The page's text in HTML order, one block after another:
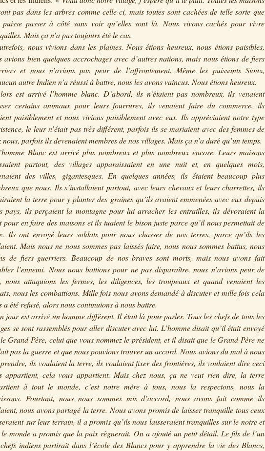
pas dans les arbres comme celle-ci, mais toutes sont cachées de telle sorte que
puisse passer à côté sans voir qu’elles sont là. Nous vivons cachés pour vivre
Mais ça n’a pas toujours été le cas.
nous vivions dans les plaines. Nous étions heureux, nous étions paisibles,
avions bien quelques accrochages avec d’autres nations, mais nous étions de fiers
et nous n’avions pas peur de l’affrontement. Même les puissants Sioux,
autre Indien n’a réussi à battre, nous les avons vaincus. Nous étions heureux.
est arrivé l’homme blanc. D’abord, ils n’étaient pas nombreux, ils venaient
certains animaux pour leurs fourrures, ils venaient faire du commerce, ils
paisiblement et nous vivions paisiblement avec eux. Ils appréciaient notre type
le leur n’était pas très différent, parfois ils se mariaient avec des femmes de
nous, parfois ils devenaient membres de nos villages. Mais ça n’a duré qu’un temps.
Blanc est arrivé plus nombreux et plus nombreux encore. Leurs maisons
partout, des villages apparaissaient en une nuit et, en quelques mois,
des villes, gigantesques. En quelques années, ils étaient beaucoup plus
que nous. Ils s’installaient partout, avec leurs chevaux et leurs charrettes, ils
la terre pour y planter des graines qu’ils avaient emmenées avec eux depuis
pays, ils perçaient la montagne pour lui arracher les entrailles, ils dévoraient la
pour en faire des maisons et ils tuaient le bison juste parce qu’il nous permettait de
Ils ont envoyé leurs soldats pour nous chasser de nos terres, parce qu’ils les
Mais nous ne nous sommes pas laissés faire, nous nous sommes battus, nous
de fiers guerriers. Beaucoup de nos braves sont morts, mais nous avons fait
l’ennemi. Nous nous battions pour ne pas disparaître, nous n’avions peur de
nous attaquions les fermes, les diligences, les troupeaux et quand venaient les
nous les combattions. Mille fois nous avons demandé à discuter et mille fois cela
a été refusé, alors nous continuions à nous battre.
jour est arrivé un homme différent. Il était là pour parler. Tous les chefs de tous les
se sont rassemblés pour aller discuter avec lui. L’homme disait qu’il était envoyé
Grand-Père, celui que vous nommez le président, et il disait que le Grand-Père ne
pas la guerre et que nous pouvions trouver un accord. Nous avions du mal à nous
ils voulaient la terre, ils voulaient fixer des frontières, ils voulaient dire ceci
appartient, cela vous appartient. Mais chez nous, ça ne veut rien dire, la terre
à tout le monde, c’est notre mère à tous, nous la respectons, nous la
Pourtant, nous nous sommes mis d’accord, nous avons fait comme ils
nous avons partagé la terre. Nous avons promis de laisser tranquille tous ceux
sur leur terrain, il a promis qu’ils nous laisseraient tranquilles sur le notre et
monde a promis que la paix règnerait. On a ajouté un petit détail. Le fils de l’un
indiens partirait dans l’école des Blancs pour y apprendre la vie des Blancs,